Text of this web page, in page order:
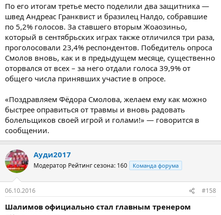
По его итогам третье место поделили два защитника —
швед Андреас Гранквист и бразилец Налдо, собравшие
по 5,2% голосов. За ставшего вторым Жоаозиньо,
который в сентябрьских играх также отличился три раза,
проголосовали 23,4% респондентов. Победитель опроса
Смолов вновь, как и в предыдущем месяце, существенно
оторвался от всех – за него отдали голоса 39,9% от
общего числа принявших участие в опросе.
«Поздравляем Фёдора Смолова, желаем ему как можно
быстрее оправиться от травмы и вновь радовать
болельщиков своей игрой и голами!» — говорится в
сообщении.
Ауди2017
Модератор Рейтинг сезона: 160 Команда форума
06.10.2016 #158
Шалимов официально стал главным тренером